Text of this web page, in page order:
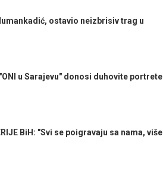
ostavio neizbrisiv trag u
"ONI u Sarajevu" donosi duhovite portrete
BiH: "Svi se poigravaju sa nama, više